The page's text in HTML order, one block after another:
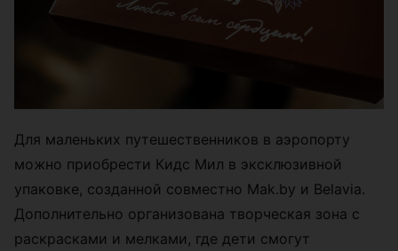
Для маленьких путешественников в аэропорту
можно приобрести Кидс Мил в эксклюзивной
упаковке, созданной совместно Mak.by и Belavia.
Дополнительно организована творческая зона с
раскрасками и мелками, где дети смогут